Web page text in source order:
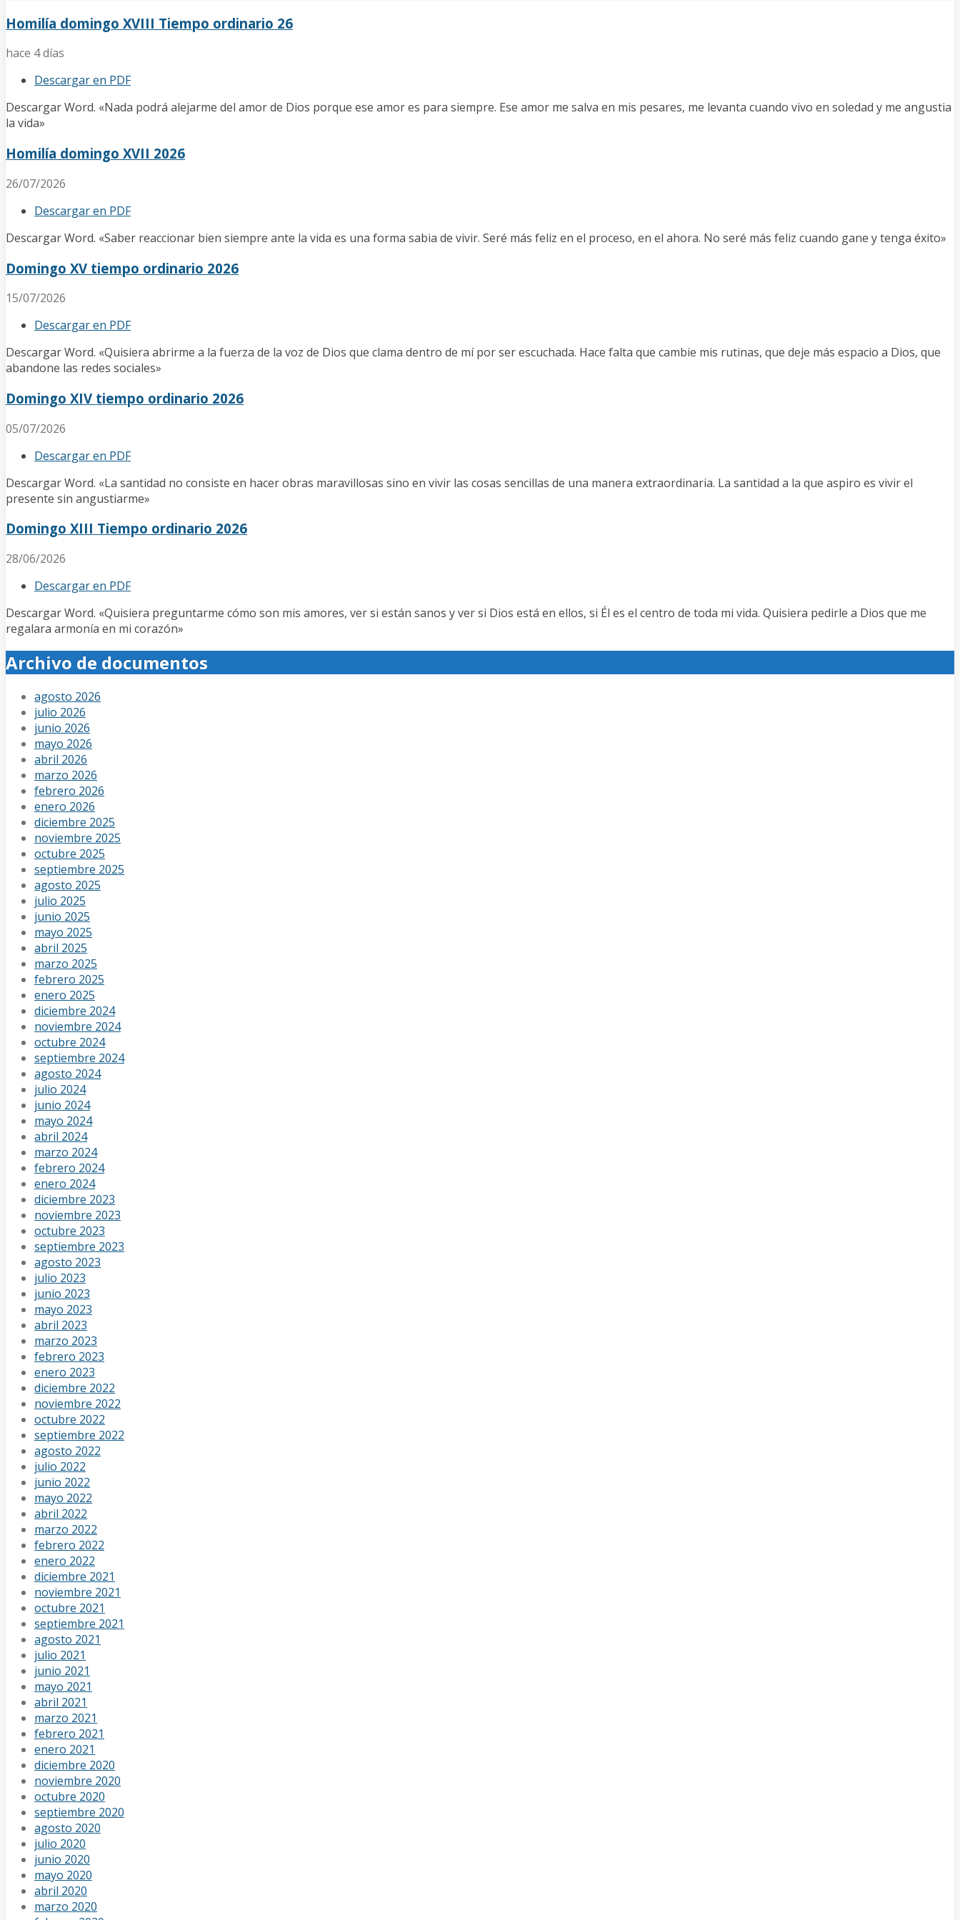
Homilía domingo XVIII Tiempo ordinario 26
hace 4 días
Descargar en PDF
Descargar Word. «Nada podrá alejarme del amor de Dios porque ese amor es para siempre. Ese amor me salva en mis pesares, me levanta cuando vivo en soledad y me angustia
la vida»
Homilía domingo XVII 2026
26/07/2026
Descargar en PDF
Descargar Word. «Saber reaccionar bien siempre ante la vida es una forma sabia de vivir. Seré más feliz en el proceso, en el ahora. No seré más feliz cuando gane y tenga éxito»
Domingo XV tiempo ordinario 2026
15/07/2026
Descargar en PDF
Descargar Word. «Quisiera abrirme a la fuerza de la voz de Dios que clama dentro de mí por ser escuchada. Hace falta que cambie mis rutinas, que deje más espacio a Dios, que
abandone las redes sociales»
Domingo XIV tiempo ordinario 2026
05/07/2026
Descargar en PDF
Descargar Word. «La santidad no consiste en hacer obras maravillosas sino en vivir las cosas sencillas de una manera extraordinaria. La santidad a la que aspiro es vivir el
presente sin angustiarme»
Domingo XIII Tiempo ordinario 2026
28/06/2026
Descargar en PDF
Descargar Word. «Quisiera preguntarme cómo son mis amores, ver si están sanos y ver si Dios está en ellos, si Él es el centro de toda mi vida. Quisiera pedirle a Dios que me
regalara armonía en mi corazón»
Archivo de documentos
agosto 2026
julio 2026
junio 2026
mayo 2026
abril 2026
marzo 2026
febrero 2026
enero 2026
diciembre 2025
noviembre 2025
octubre 2025
septiembre 2025
agosto 2025
julio 2025
junio 2025
mayo 2025
abril 2025
marzo 2025
febrero 2025
enero 2025
diciembre 2024
noviembre 2024
octubre 2024
septiembre 2024
agosto 2024
julio 2024
junio 2024
mayo 2024
abril 2024
marzo 2024
febrero 2024
enero 2024
diciembre 2023
noviembre 2023
octubre 2023
septiembre 2023
agosto 2023
julio 2023
junio 2023
mayo 2023
abril 2023
marzo 2023
febrero 2023
enero 2023
diciembre 2022
noviembre 2022
octubre 2022
septiembre 2022
agosto 2022
julio 2022
junio 2022
mayo 2022
abril 2022
marzo 2022
febrero 2022
enero 2022
diciembre 2021
noviembre 2021
octubre 2021
septiembre 2021
agosto 2021
julio 2021
junio 2021
mayo 2021
abril 2021
marzo 2021
febrero 2021
enero 2021
diciembre 2020
noviembre 2020
octubre 2020
septiembre 2020
agosto 2020
julio 2020
junio 2020
mayo 2020
abril 2020
marzo 2020